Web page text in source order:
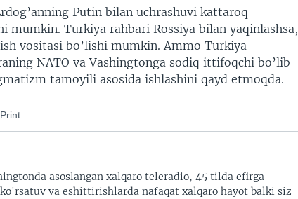
Putin bilan uchrashuvi kattaroq
mumkin. Turkiya rahbari Rossiya bilan yaqinlashsa,
vositasi bo’lishi mumkin. Ammo Turkiya
NATO va Vashingtonga sodiq ittifoqchi bo’lib
tamoyili asosida ishlashini qayd etmoqda.
Print
asoslangan xalqaro teleradio, 45 tilda efirga
va eshittirishlarda nafaqat xalqaro hayot balki siz